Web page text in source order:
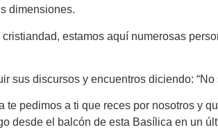
dimensiones.
estamos aquí numerosas
sus discursos y encuentros diciendo: “No
te pedimos a ti que reces por nosotros y
desde el balcón de esta Basílica en un